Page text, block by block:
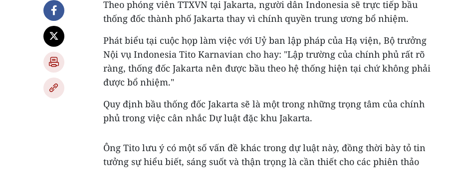
Theo phóng viên TTXVN tại Jakarta, người dân Indonesia sẽ trực tiếp bầu
thống đốc thành phố Jakarta thay vì chính quyền trung ương bổ nhiệm.
Phát biểu tại cuộc họp làm việc với Uỷ ban lập pháp của Hạ viện, Bộ trưởng
Nội vụ Indonesia Tito Karnavian cho hay: "Lập trường của chính phủ rất rõ
ràng, thống đốc Jakarta nên được bầu theo hệ thống hiện tại chứ không phải
được bổ nhiệm."
Quy định bầu thống đốc Jakarta sẽ là một trong những trọng tâm của chính
phủ trong việc cân nhắc Dự luật đặc khu Jakarta.
Ông Tito lưu ý có một số vấn đề khác trong dự luật này, đồng thời bày tỏ tin
tưởng sự hiểu biết, sáng suốt và thận trọng là cần thiết cho các phiên thảo